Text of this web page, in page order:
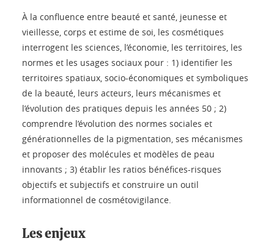
À la confluence entre beauté et santé, jeunesse et
vieillesse, corps et estime de soi, les cosmétiques
interrogent les sciences, l’économie, les territoires, les
normes et les usages sociaux pour : 1) identifier les
territoires spatiaux, socio-économiques et symboliques
de la beauté, leurs acteurs, leurs mécanismes et
l’évolution des pratiques depuis les années 50 ; 2)
comprendre l’évolution des normes sociales et
générationnelles de la pigmentation, ses mécanismes
et proposer des molécules et modèles de peau
innovants ; 3) établir les ratios bénéfices-risques
objectifs et subjectifs et construire un outil
informationnel de cosmétovigilance.
Les enjeux